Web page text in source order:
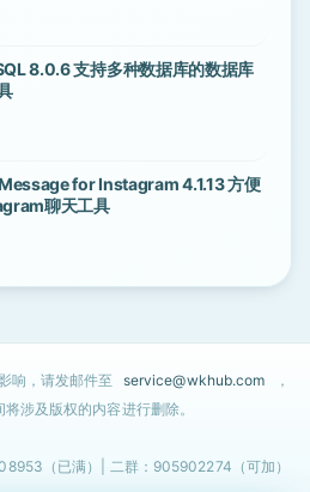
8.0.6 支持多种数据库的数据库
for Instagram 4.1.13 方便
聊天工具
响，请发邮件至 service@wkhub.com
，
涉及版权的内容进行删除。
（已满）| 二群：905902274（可加）